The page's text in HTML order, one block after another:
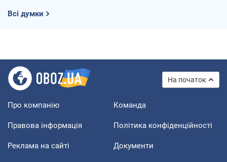
Всі думки
На початок
Про компанію Команда
Правова інформація Політика конфіденційності
Реклама на сайті Документи